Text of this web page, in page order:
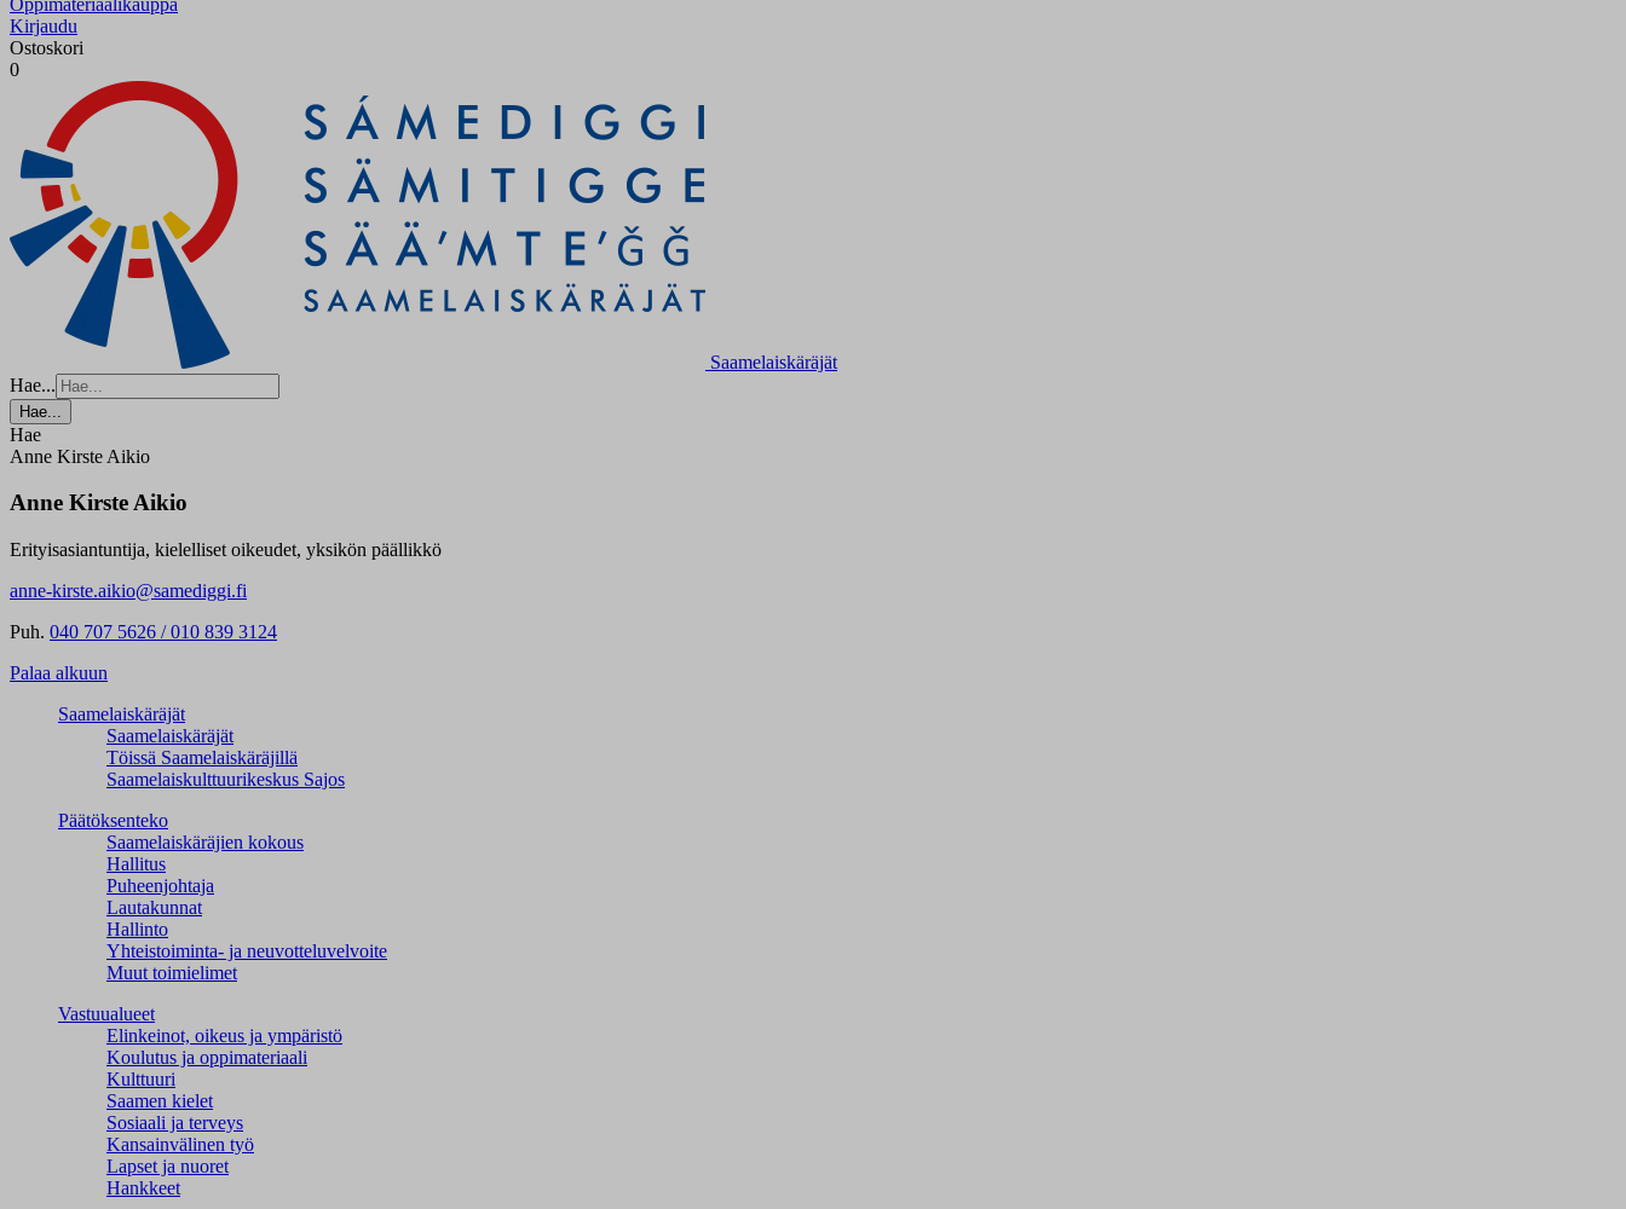
Kirjaudu
Ostoskori
0
Saamelaiskäräjät
Hae...
Hae...
Hae
Anne Kirste Aikio
Anne Kirste Aikio
Erityisasiantuntija, kielelliset oikeudet, yksikön päällikkö
anne-kirste.aikio@samediggi.fi
Puh. 040 707 5626 / 010 839 3124
Palaa alkuun
Saamelaiskäräjät
Saamelaiskäräjät
Töissä Saamelaiskäräjillä
Saamelaiskulttuuri­keskus Sajos
Päätöksenteko
Saamelaiskäräjien kokous
Hallitus
Puheenjohtaja
Lautakunnat
Hallinto
Yhteistoiminta- ja neuvotteluvelvoite
Muut toimielimet
Vastuualueet
Elinkeinot, oikeus ja ympäristö
Koulutus ja oppimateriaali
Kulttuuri
Saamen kielet
Sosiaali ja terveys
Kansainvälinen työ
Lapset ja nuoret
Hankkeet